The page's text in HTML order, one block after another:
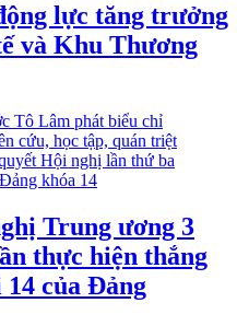
lực tăng trưởng
và Khu Thương
Trung ương 3
thực hiện thắng
của Đảng